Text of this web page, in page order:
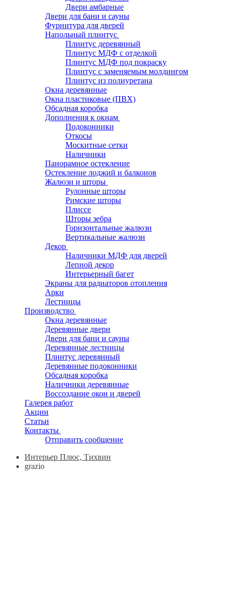
Двери амбарные
Двери для бани и сауны
Фурнитура для дверей
Напольный плинтус
Плинтус деревянный
Плинтус МДФ с отделкой
Плинтус МДФ под покраску
Плинтус с заменяемым молдингом
Плинтус из полиуретана
Окна деревянные
Окна пластиковые (ПВХ)
Обсадная коробка
Дополнения к окнам
Подоконники
Откосы
Москитные сетки
Наличники
Панорамное остекление
Остекление лоджий и балконов
Жалюзи и шторы
Рулонные шторы
Римские шторы
Плиссе
Шторы зебра
Горизонтальные жалюзи
Вертикальные жалюзи
Декор
Наличники МДФ для дверей
Лепной декор
Интерьерный багет
Экраны для радиаторов отопления
Арки
Лестницы
Производство
Окна деревянные
Деревянные двери
Двери для бани и сауны
Деревянные лестницы
Плинтус деревянный
Деревянные подоконники
Обсадная коробка
Наличники деревянные
Воссоздание окон и дверей
Галерея работ
Акции
Статьи
Контакты
Отправить сообщение
Интерьер Плюс, Тихвин
grazio